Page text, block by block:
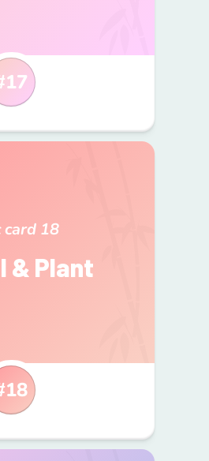
17
card 18
& Plant
18